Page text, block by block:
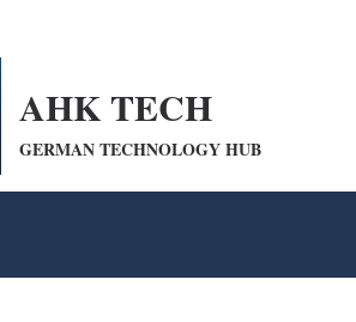
AHK TECH
GERMAN TECHNOLOGY HUB